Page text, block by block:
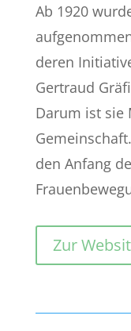
Ab 1920
deren
Gertraud
Darum ist sie
den Anfang
Zur